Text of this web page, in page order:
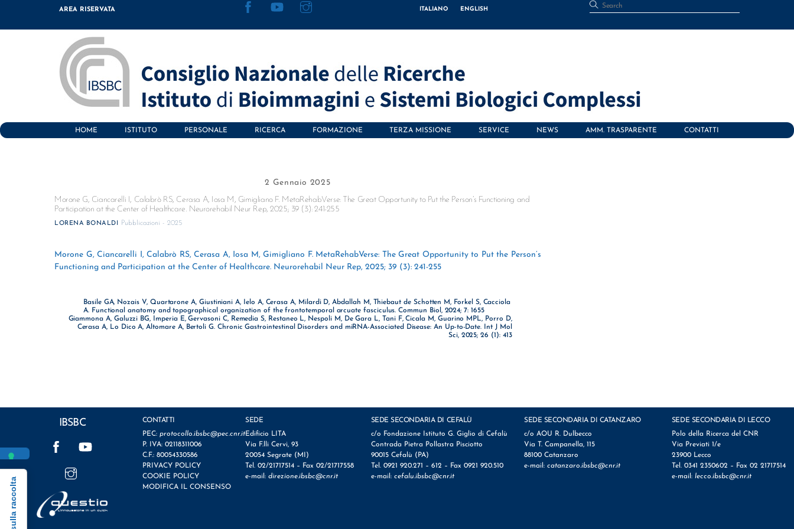
content
AREA RISERVATA ITALIANO ENGLISH
HOME ISTITUTO PERSONALE RICERCA FORMAZIONE TERZA MISSIONE SERVICE NEWS AMM. TRASPARENTE CONTATTI
2 Gennaio 2025
Morone G, Ciancarelli I, Calabrò RS, Cerasa A, Iosa M, Gimigliano F. MetaRehabVerse: The Great Opportunity to Put the Person’s Functioning and
Participation at the Center of Healthcare. Neurorehabil Neur Rep, 2025; 39 (3): 241-255
LORENA BONALDI Pubblicazioni - 2025
Morone G, Ciancarelli I, Calabrò RS, Cerasa A, Iosa M, Gimigliano F. MetaRehabVerse: The Great Opportunity to Put the Person’s
Functioning and Participation at the Center of Healthcare. Neurorehabil Neur Rep, 2025; 39 (3): 241-255
Basile GA, Nozais V, Quartarone A, Giustiniani A, Ielo A, Cerasa A, Milardi D, Abdallah M, Thiebaut de Schotten M, Forkel S, Cacciola
A. Functional anatomy and topographical organization of the frontotemporal arcuate fasciculus. Commun Biol, 2024; 7: 1655
Giammona A, Galuzzi BG, Imperia E, Gervasoni C, Remedia S, Restaneo L, Nespoli M, De Gara L, Tani F, Cicala M, Guarino MPL, Porro D,
Cerasa A, Lo Dico A, Altomare A, Bertoli G. Chronic Gastrointestinal Disorders and miRNA-Associated Disease: An Up-to-Date. Int J Mol
Sci, 2025; 26 (1): 413
IBSBC
CONTATTI
PEC: protocollo.ibsbc@pec.cnr.it
P. IVA: 02118311006
C.F.: 80054330586
PRIVACY POLICY
COOKIE POLICY
MODIFICA IL CONSENSO
SEDE
Edificio LITA
Via F.lli Cervi, 93
20054 Segrate (MI)
Tel. 02/21717514 – Fax 02/21717558
e-mail:direzione.ibsbc@cnr.it
SEDE SECONDARIA DI CEFALÙ
c/o Fondazione Istituto G. Giglio di Cefalù
Contrada Pietra Pollastra Pisciotto
90015 Cefalù (PA)
Tel. 0921 920.271 – 612 – Fax 0921 920.510
e-mail: cefalu.ibsbc@cnr.it
SEDE SECONDARIA DI CATANZARO
c/o AOU R. Dulbecco
Via T. Campanella, 115
88100 Catanzaro
e-mail: catanzaro.ibsbc@cnr.it
SEDE SECONDARIA DI LECCO
Polo della Ricerca del CNR
Via Previati 1/e
23900 Lecco
Tel. 0341 2350602 – Fax 02 21717514
e-mail: lecco.ibsbc@cnr.it